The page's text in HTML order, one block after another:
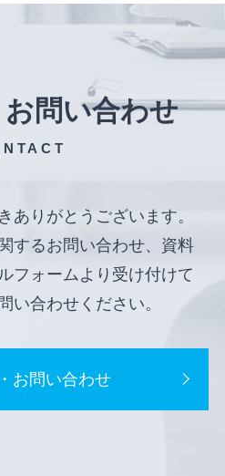
問い合わせ
ありがとうございます。
するお問い合わせ、資料
フォームより受け付けて
い合わせください。
お問い合わせ